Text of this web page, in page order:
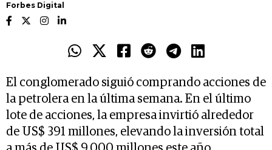
Forbes Digital
El conglomerado siguió comprando acciones de
la petrolera en la última semana. En el último
lote de acciones, la empresa invirtió alrededor
de US$ 391 millones, elevando la inversión total